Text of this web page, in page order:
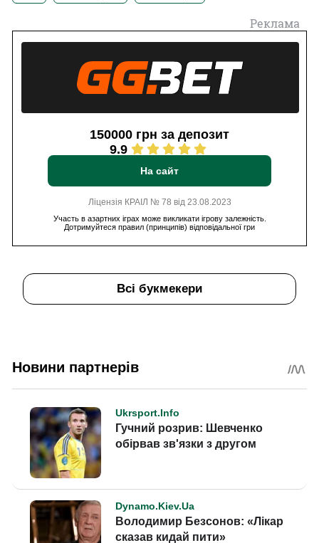
Реклама
150000 грн за депозит
9.9
На сайт
Ліцензія КРАІЛ № 78 від 23.08.2023
Участь в азартних іграх може викликати ігрову залежність.
Дотримуйтеся правил (принципів) відповідальної гри
Всі букмекери